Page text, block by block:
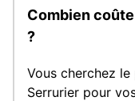
Combien
?
Vous cherchez
Serrurier pour